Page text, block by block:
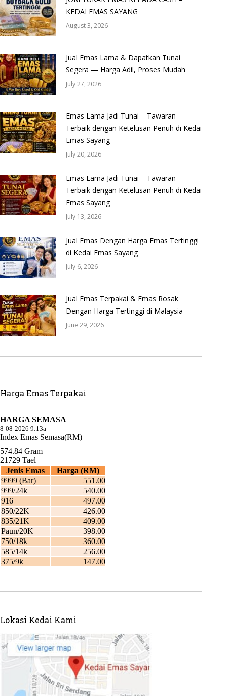
KEDAI EMAS SAYANG
August 3, 2026
Jual Emas Lama & Dapatkan Tunai
Segera — Harga Adil, Proses Mudah
July 27, 2026
Emas Lama Jadi Tunai – Tawaran
Terbaik dengan Ketelusan Penuh di Kedai
Emas Sayang
July 20, 2026
Emas Lama Jadi Tunai – Tawaran
Terbaik dengan Ketelusan Penuh di Kedai
Emas Sayang
July 13, 2026
Jual Emas Dengan Harga Emas Tertinggi
di Kedai Emas Sayang
July 6, 2026
Jual Emas Terpakai & Emas Rosak
Dengan Harga Tertinggi di Malaysia
June 29, 2026
Harga Emas Terpakai
Lokasi Kedai Kami